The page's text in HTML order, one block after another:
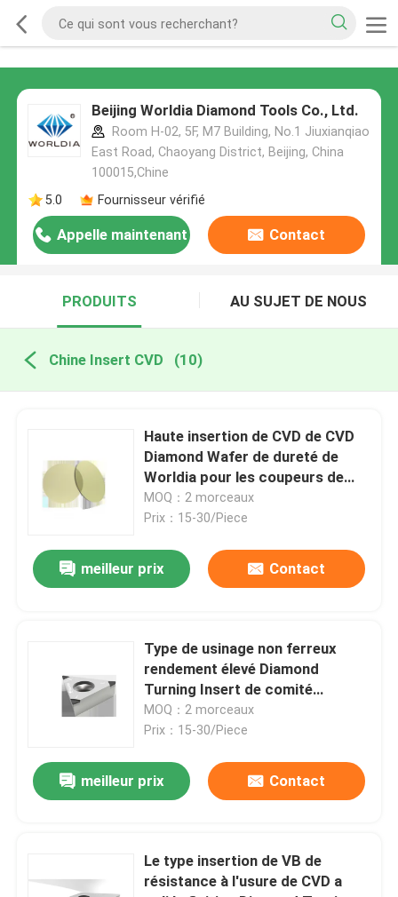
Beijing Worldia Diamond Tools Co., Ltd.
Room H-02, 5F, M7 Building, No.1 Jiuxianqiao
East Road, Chaoyang District, Beijing, China
100015,Chine
5.0
Fournisseur vérifié
Appelle maintenant Contact
PRODUITS AU SUJET DE NOUS
Chine Insert CVD (10)
Haute insertion de CVD de CVD
Diamond Wafer de dureté de
Worldia pour les coupeurs de
usinage
MOQ：2 morceaux
Prix：15-30/Piece
meilleur prix Contact
Type de usinage non ferreux
rendement élevé Diamond
Turning Insert de comité
technique d'insertion de CVD
MOQ：2 morceaux
Prix：15-30/Piece
meilleur prix Contact
Le type insertion de VB de
résistance à l'usure de CVD a